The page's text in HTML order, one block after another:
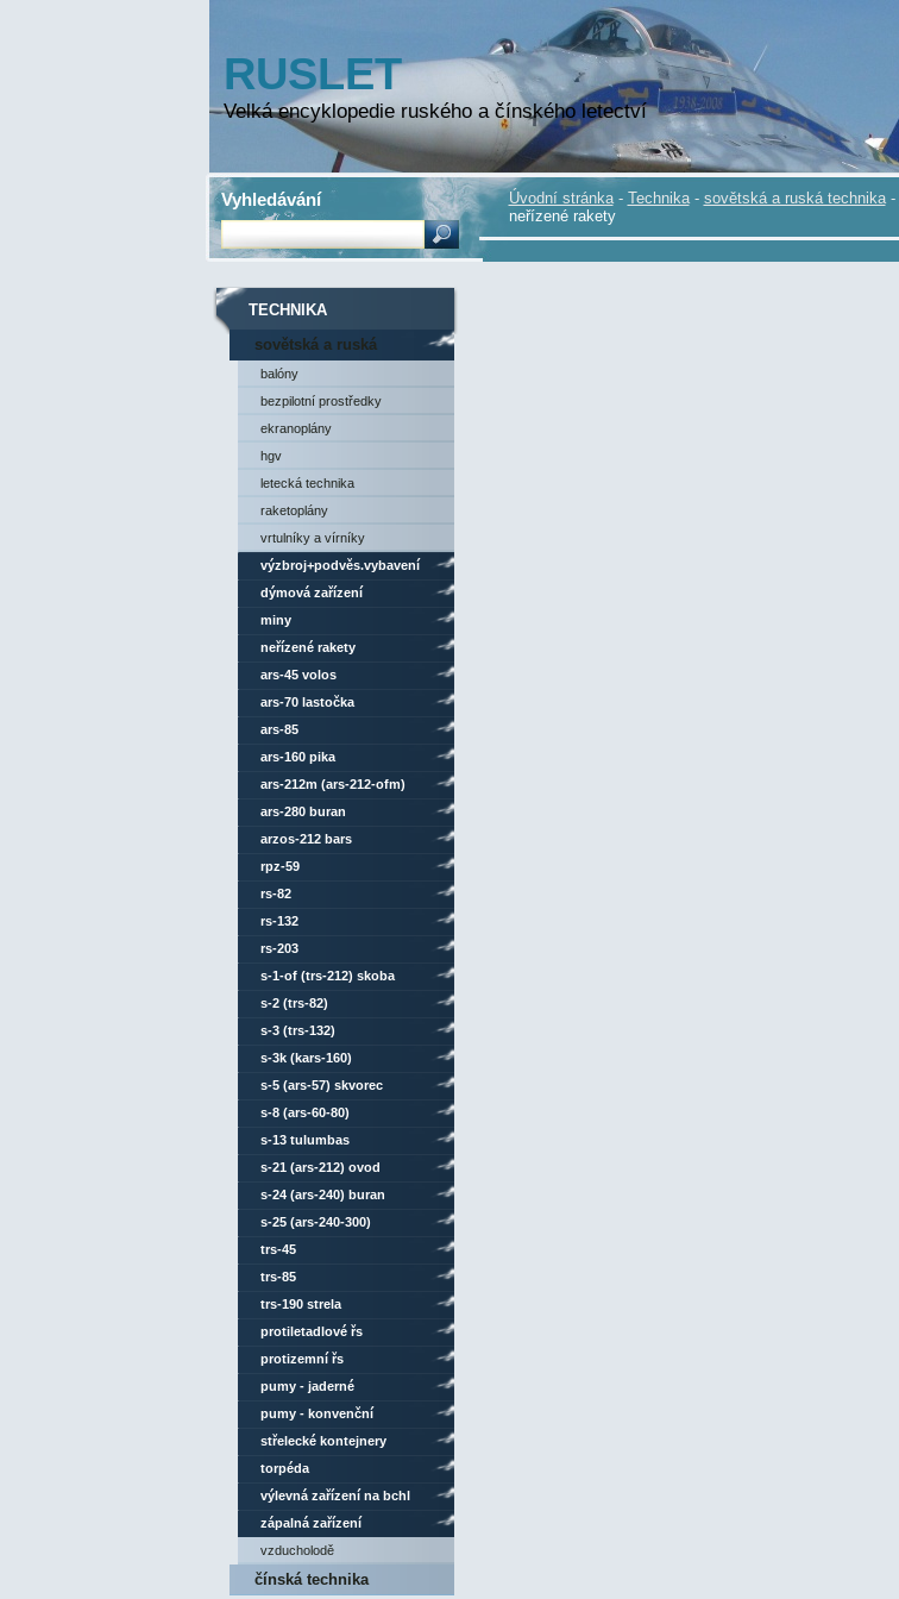
RUSLET
Velká encyklopedie ruského a čínského letectví
Úvodní stránka - Technika - sovětská a ruská technika -
neřízené rakety
TECHNIKA
sovětská a ruská
technika
balóny
bezpilotní prostředky
ekranoplány
hgv
letecká technika
raketoplány
vrtulníky a vírníky
výzbroj+podvěs.vybavení
dýmová zařízení
miny
neřízené rakety
ars-45 volos
ars-70 lastočka
ars-85
ars-160 pika
ars-212m (ars-212-ofm)
ovod-m
ars-280 buran
arzos-212 bars
rpz-59
rs-82
rs-132
rs-203
s-1-of (trs-212) skoba
s-2 (trs-82)
s-3 (trs-132)
s-3k (kars-160)
s-5 (ars-57) skvorec
s-8 (ars-60-80)
s-13 tulumbas
s-21 (ars-212) ovod
s-24 (ars-240) buran
s-25 (ars-240-300)
trs-45
trs-85
trs-190 strela
protiletadlové řs
protizemní řs
pumy - jaderné
pumy - konvenční
střelecké kontejnery
torpéda
výlevná zařízení na bchl
zápalná zařízení
vzducholodě
čínská technika
Vyhledávání